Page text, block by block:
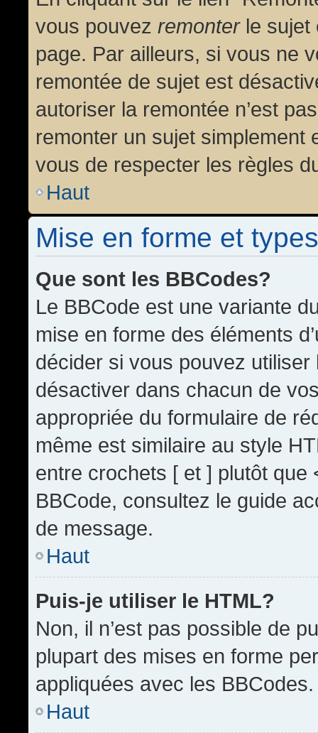
vous pouvez remonterle sujet
page. Par ailleurs, si vous ne
remontée de sujet est
autoriser la remontée n’est
remonter un sujet simplement
vous de respecter les règles
Haut
Mise en forme et
Que sont les BBCodes?
Le BBCode est une variante
mise en forme des éléments
décider si vous pouvez
désactiver dans chacun de
appropriée du formulaire de
même est similaire au style
entre crochets [ et ] plutôt que
BBCode, consultez le guide
de message.
Haut
Puis-je utiliser le HTML?
Non, il n’est pas possible de
plupart des mises en forme
appliquées avec les BBCodes.
Haut